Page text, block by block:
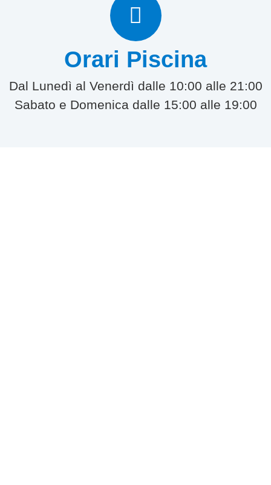
Orari Piscina
Dal Lunedì al Venerdì dalle 10:00 alle 21:00
Sabato e Domenica dalle 15:00 alle 19:00